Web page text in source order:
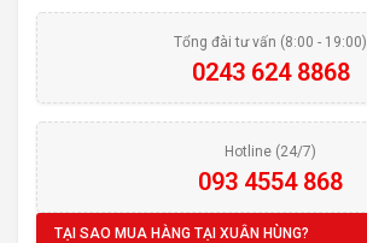
Tổng đài tư vấn (8:00 - 19:00)
0243 624 8868
Hotline (24/7)
093 4554 868
TẠI SAO MUA HÀNG TẠI XUÂN HÙNG?